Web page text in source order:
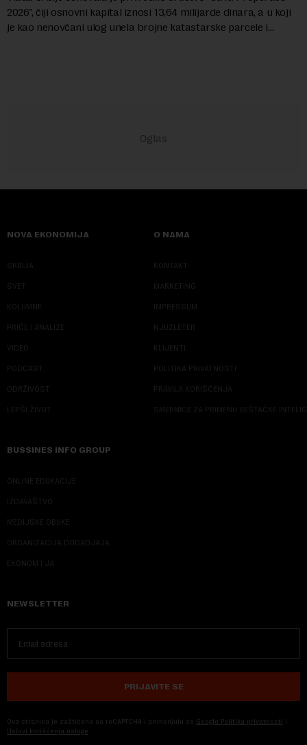
2026", čiji osnovni kapital iznosi 13,64 milijarde dinara, a u koji
je kao nenovčani ulog unela brojne katastarske parcele i
NOVA EKONOMIJA
SRBIJA
SVET
KOLUMNE
PRIČE I ANALIZE
VIDEO
PODCAST
ODRŽIVOST
LEPŠI ŽIVOT
O NAMA
KONTAKT
MARKETING
IMPRESSUM
NJUZLETER
KLIJENTI
POLITIKA PRIVATNOSTI
PRAVILA KORIŠĆENJA
SMERNICE ZA PRIMENU VEŠTAČKE
BUSSINES INFO GROUP
ONLINE EDUKACIJE
IZDAVAŠTVO
MEDIJSKE OBUKE
ORGANIZACIJA DOGADJAJA
EKONOM I JA
NEWSLETTER
PRIJAVITE SE
Ova stranica je zaštićena sa reCAPTCHA i primenjuju se Google Politika privatnosti i
Uslovi korišćenja usluge